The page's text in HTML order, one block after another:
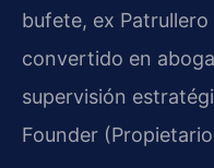
bufete, ex
convertido en
supervisión
Founder